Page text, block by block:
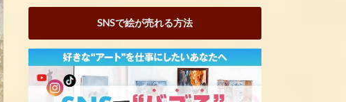
SNSで絵が売れる方法